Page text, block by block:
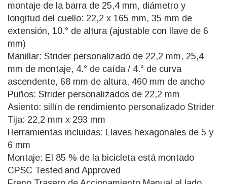
montaje de la barra de 25,4 mm, diámetro y
longitud del cuello: 22,2 x 165 mm, 35 mm de
extensión, 10.° de altura (ajustable con llave de 6
mm)
Manillar: Strider personalizado de 22,2 mm, 25,4
mm de montaje, 4.° de caída / 4.° de curva
ascendente, 68 mm de altura, 460 mm de ancho
Puños: Strider personalizados de 22,2 mm
Asiento: sillín de rendimiento personalizado Strider
Tija: 22,2 mm x 293 mm
Herramientas incluidas: Llaves hexagonales de 5 y
6 mm
Montaje: El 85 % de la bicicleta está montado
CPSC Tested and Approved